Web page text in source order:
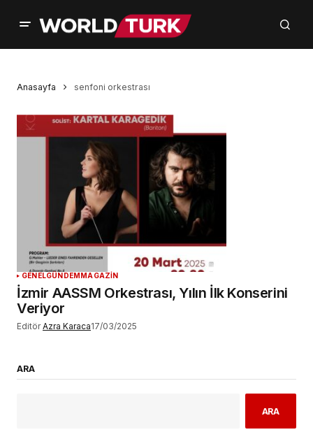
Anasayfa senfoni orkestrası
GENELGÜNDEMMAGAZİN
İzmir AASSM Orkestrası, Yılın İlk Konserini
Veriyor
Editör Azra Karaca17/03/2025
ARA
ARA